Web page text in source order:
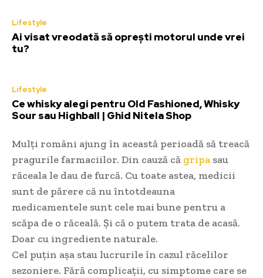
Lifestyle
Ai visat vreodată să oprești motorul unde vrei
tu?
Lifestyle
Ce whisky alegi pentru Old Fashioned, Whisky
Sour sau Highball | Ghid Nitela Shop
Mulți români ajung în această perioadă să treacă
pragurile farmaciilor. Din cauză că gripa sau
răceala le dau de furcă. Cu toate astea, medicii
sunt de părere că nu întotdeauna
medicamentele sunt cele mai bune pentru a
scăpa de o răceală. Și că o putem trata de acasă.
Doar cu ingrediente naturale.
Cel puțin așa stau lucrurile în cazul răcelilor
sezoniere. Fără complicații, cu simptome care se